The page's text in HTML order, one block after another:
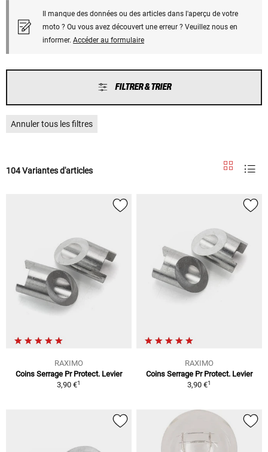
Il manque des données ou des articles dans l'aperçu de votre
moto ? Ou vous avez découvert une erreur ? Veuillez nous en
informer. Accéder au formulaire
FILTRER & TRIER
Annuler tous les filtres
104 Variantes d'articles
RAXIMO
Coins Serrage Pr Protect. Levier
3,90 €1
RAXIMO
Coins Serrage Pr Protect. Levier
3,90 €1